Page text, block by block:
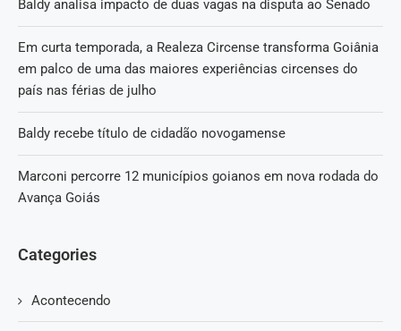
Baldy analisa impacto de duas vagas na disputa ao Senado
Em curta temporada, a Realeza Circense transforma Goiânia
em palco de uma das maiores experiências circenses do
país nas férias de julho
Baldy recebe título de cidadão novogamense
Marconi percorre 12 municípios goianos em nova rodada do
Avança Goiás
Categories
Acontecendo